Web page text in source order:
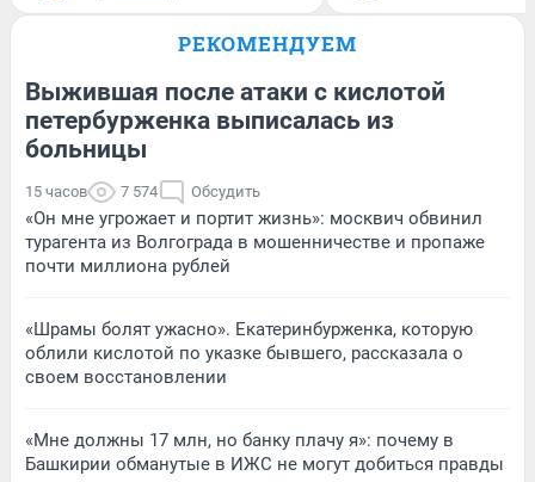
РЕКОМЕНДУЕМ
Выжившая после атаки с кислотой
петербурженка выписалась из
больницы
15 часов 7 574 Обсудить
«Он мне угрожает и портит жизнь»: москвич обвинил
турагента из Волгограда в мошенничестве и пропаже
почти миллиона рублей
«Шрамы болят ужасно». Екатеринбурженка, которую
облили кислотой по указке бывшего, рассказала о
своем восстановлении
«Мне должны 17 млн, но банку плачу я»: почему в
Башкирии обманутые в ИЖС не могут добиться правды